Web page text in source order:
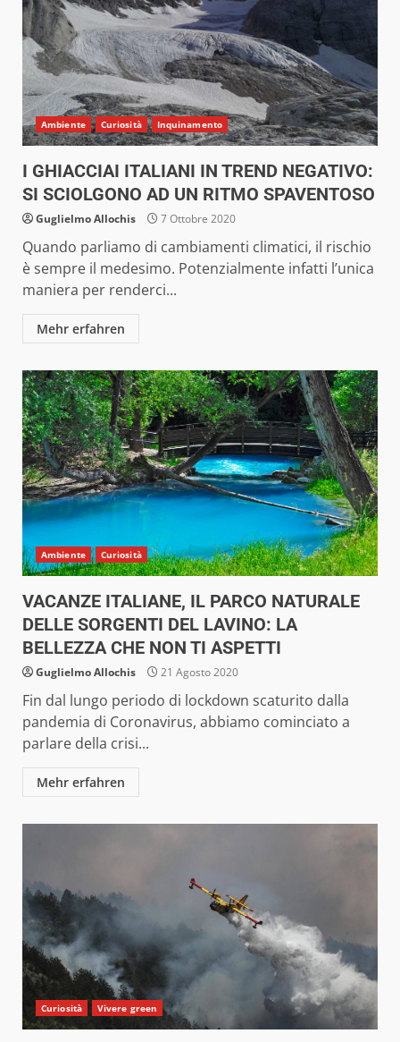
Ambiente Curiosità Inquinamento
I GHIACCIAI ITALIANI IN TREND NEGATIVO:
SI SCIOLGONO AD UN RITMO SPAVENTOSO
Guglielmo Allochis 7 Ottobre 2020
Quando parliamo di cambiamenti climatici, il rischio
è sempre il medesimo. Potenzialmente infatti l’unica
maniera per renderci...
Mehr erfahren
Ambiente Curiosità
VACANZE ITALIANE, IL PARCO NATURALE
DELLE SORGENTI DEL LAVINO: LA
BELLEZZA CHE NON TI ASPETTI
Guglielmo Allochis 21 Agosto 2020
Fin dal lungo periodo di lockdown scaturito dalla
pandemia di Coronavirus, abbiamo cominciato a
parlare della crisi...
Mehr erfahren
Curiosità Vivere green